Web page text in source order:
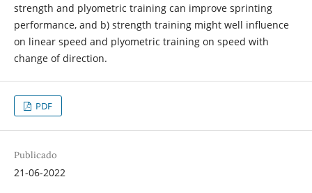
strength and plyometric training can improve sprinting
performance, and b) strength training might well influence
on linear speed and plyometric training on speed with
change of direction.
PDF
Publicado
21-06-2022